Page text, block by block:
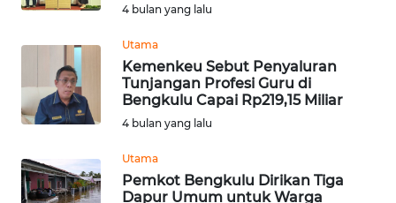
4 bulan yang lalu
Utama
Kemenkeu Sebut Penyaluran
Tunjangan Profesi Guru di
Bengkulu Capai Rp219,15 Miliar
4 bulan yang lalu
Utama
Pemkot Bengkulu Dirikan Tiga
Dapur Umum untuk Warga
TAPANULI
SELATAN
WN